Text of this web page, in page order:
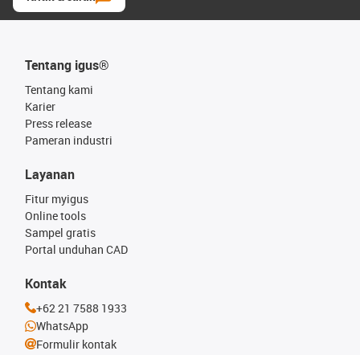
Tentang igus®
Tentang kami
Karier
Press release
Pameran industri
Layanan
Fitur myigus
Online tools
Sampel gratis
Portal unduhan CAD
Kontak
+62 21 7588 1933
WhatsApp
Formulir kontak